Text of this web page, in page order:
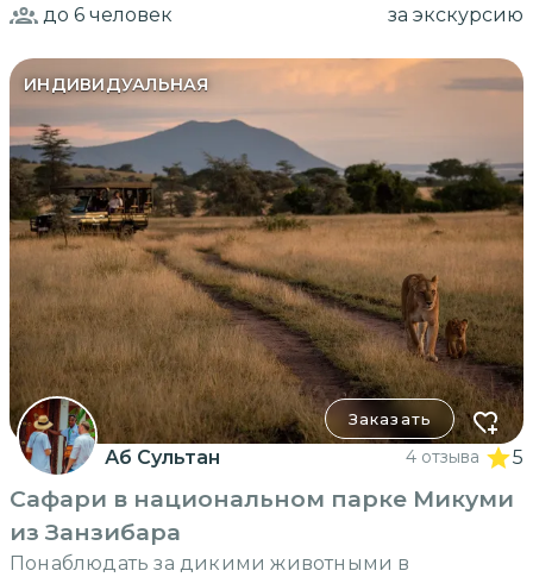
до 6 человек за экскурсию
ИНДИВИДУАЛЬНАЯ
Заказать
Аб Сультан 4 отзыва 5
Сафари в национальном парке Микуми
из Занзибара
Понаблюдать за дикими животными в